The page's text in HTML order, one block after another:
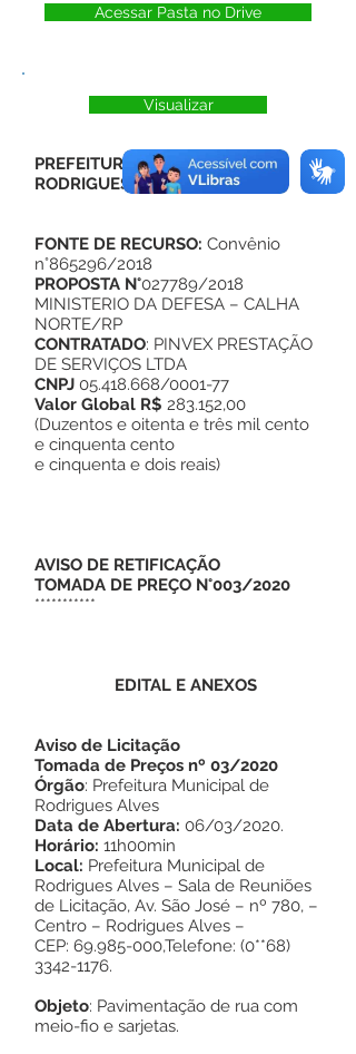
Acessar Pasta no Drive
Visualizar
PREFEITURA MUNICIPAL DE
RODRIGUES ALVES
FONTE DE RECURSO: Convênio
n°865296/2018
PROPOSTA N°027789/2018
MINISTERIO DA DEFESA – CALHA
NORTE/RP
CONTRATADO: PINVEX PRESTAÇÃO
DE SERVIÇOS LTDA
CNPJ 05.418.668/0001-77
Valor Global R$ 283.152,00
(Duzentos e oitenta e três mil cento
e cinquenta cento
e cinquenta e dois reais)
AVISO DE RETIFICAÇÃO
TOMADA DE PREÇO N°003/2020
***********
EDITAL E ANEXOS
Aviso de Licitação
Tomada de Preços nº 03/2020
Órgão: Prefeitura Municipal de
Rodrigues Alves
Data de Abertura: 06/03/2020.
Horário: 11h00min
Local: Prefeitura Municipal de
Rodrigues Alves – Sala de Reuniões
de Licitação, Av. São José – nº 780, –
Centro – Rodrigues Alves –
CEP: 69.985-000,Telefone: (0**68)
3342-1176.
Objeto: Pavimentação de rua com
meio-fio e sarjetas.